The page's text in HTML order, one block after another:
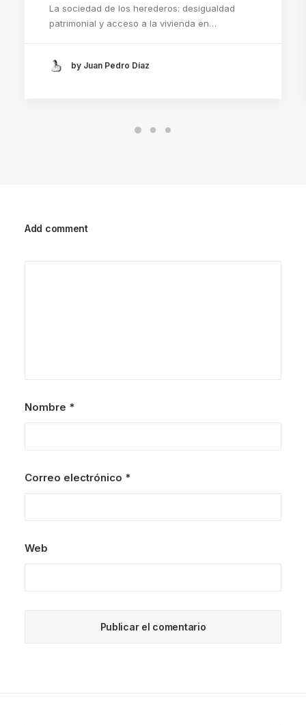
La sociedad de los herederos: desigualdad
patrimonial y acceso a la vivienda en…
by Juan Pedro Díaz
Add comment
Nombre *
Correo electrónico *
Web